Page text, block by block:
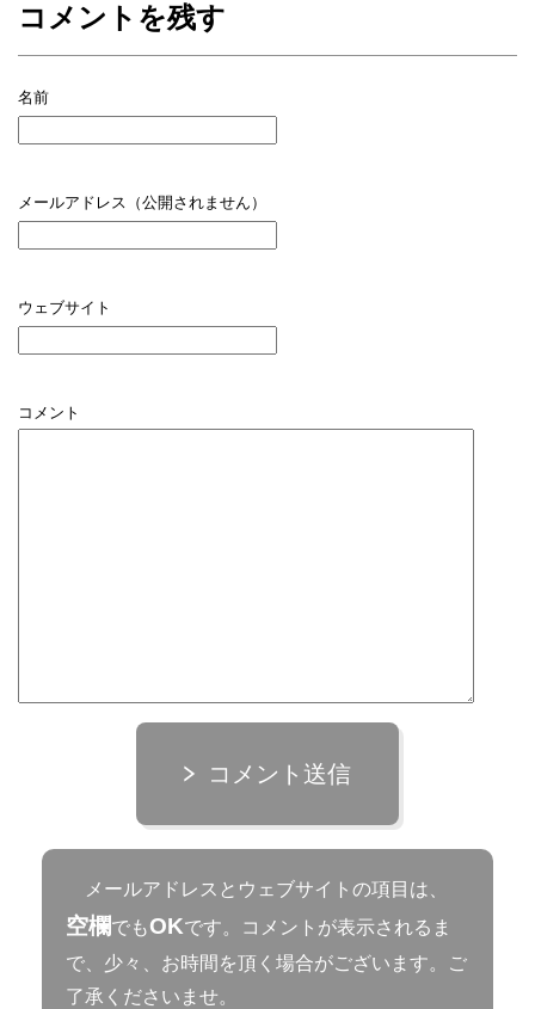
コメントを残す
名前
メールアドレス（公開されません）
ウェブサイト
コメント
コメント送信
メールアドレスとウェブサイトの項目は、
空欄でもOKです。コメントが表示されるま
で、少々、お時間を頂く場合がございます。ご
了承くださいませ。